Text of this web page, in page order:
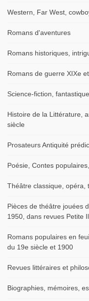
Western, Far West,
Romans d'aventures
Romans historiques,
Romans de guerre XIXe
Science-fiction,
Histoire de la Littérature,
siècle
Prosateurs Antiquité
Poésie, Contes
Théâtre classique, opéra,
Pièces de théâtre jouées
1950, dans revues Petite
Romans populaires en
du 19e siècle et 1900
Revues littéraires et
Biographies, mémoires,